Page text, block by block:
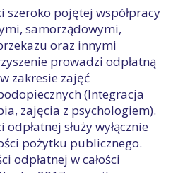
szeroko pojętej współpracy
samorządowymi,
oraz innymi
prowadzi odpłatną
zakresie zajęć
(Integracja
zajęcia z psychologiem).
służy wyłącznie
pożytku publicznego.
odpłatnej w całości